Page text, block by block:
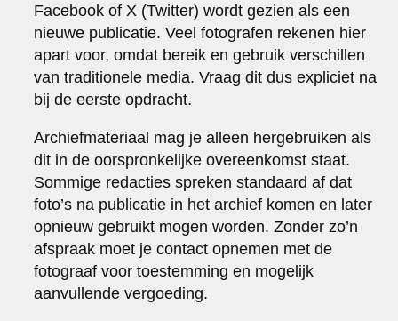
Facebook of X (Twitter) wordt gezien als een
nieuwe publicatie. Veel fotografen rekenen hier
apart voor, omdat bereik en gebruik verschillen
van traditionele media. Vraag dit dus expliciet na
bij de eerste opdracht.
Archiefmateriaal mag je alleen hergebruiken als
dit in de oorspronkelijke overeenkomst staat.
Sommige redacties spreken standaard af dat
foto’s na publicatie in het archief komen en later
opnieuw gebruikt mogen worden. Zonder zo’n
afspraak moet je contact opnemen met de
fotograaf voor toestemming en mogelijk
aanvullende vergoeding.